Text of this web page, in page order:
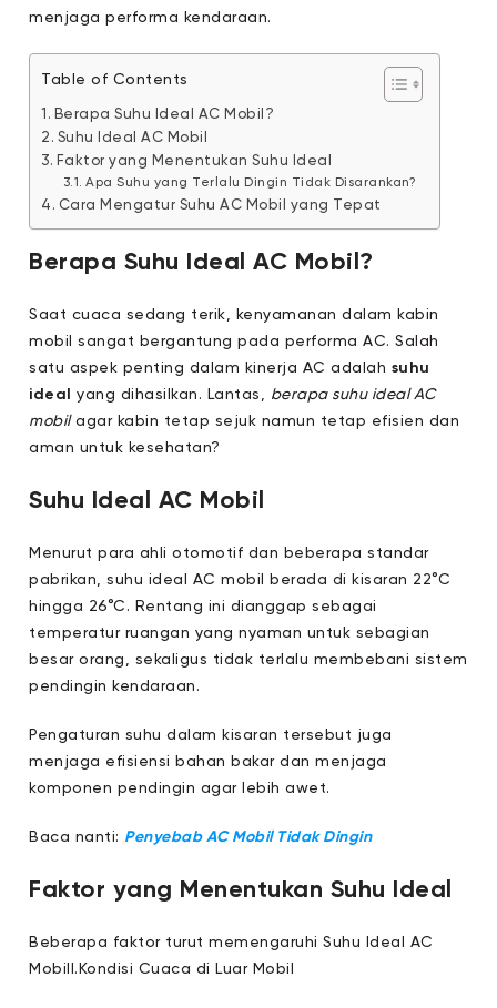
menjaga performa kendaraan.
Table of Contents
Berapa Suhu Ideal AC Mobil?
Suhu Ideal AC Mobil
Faktor yang Menentukan Suhu Ideal
Apa Suhu yang Terlalu Dingin Tidak Disarankan?
Cara Mengatur Suhu AC Mobil yang Tepat
Berapa Suhu Ideal AC Mobil?
Saat cuaca sedang terik, kenyamanan dalam kabin
mobil sangat bergantung pada performa AC. Salah
satu aspek penting dalam kinerja AC adalah suhu
ideal
yang dihasilkan. Lantas, berapa suhu ideal AC
mobilagar kabin tetap sejuk namun tetap efisien dan
aman untuk kesehatan?
Suhu Ideal AC Mobil
Menurut para ahli otomotif dan beberapa standar
pabrikan, suhu ideal AC mobil berada di kisaran 22°C
hingga 26°C. Rentang ini dianggap sebagai
temperatur ruangan yang nyaman untuk sebagian
besar orang, sekaligus tidak terlalu membebani sistem
pendingin kendaraan.
Pengaturan suhu dalam kisaran tersebut juga
menjaga efisiensi bahan bakar dan menjaga
komponen pendingin agar lebih awet.
Baca nanti: Penyebab AC Mobil Tidak Dingin
Faktor yang Menentukan Suhu Ideal
Beberapa faktor turut memengaruhi Suhu Ideal AC
Mobill.Kondisi Cuaca di Luar Mobil